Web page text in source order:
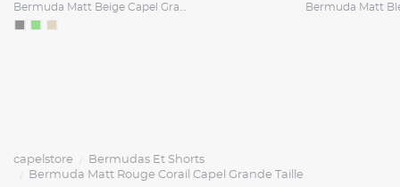
Bermuda Matt Beige Capel Grande Taille
capelstore
Bermudas Et Shorts
Bermuda Matt Rouge Corail Capel Grande Taille